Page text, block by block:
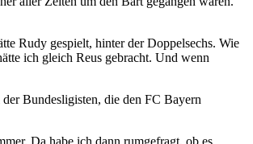
Rudy gespielt, hinter der Doppelsechs. Wie
ich gleich Reus gebracht. Und wenn
Bundesligisten, die den FC Bayern
Da habe ich dann rumgefragt, ob es